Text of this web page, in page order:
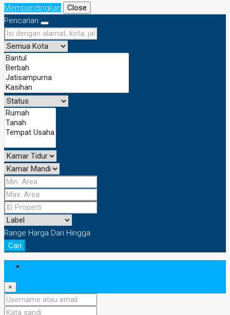
Membandingkan
Close
Pencarian
Range Harga Dari Hingga
Cari
×